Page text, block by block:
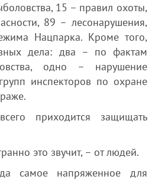
15 – правил охоты,
89 – лесонарушения,
Нацпарка. Кроме того,
дела: два – по фактам
одно – нарушение
инспекторов по охране
приходится защищать
это звучит, – от людей.
самое напряженное для